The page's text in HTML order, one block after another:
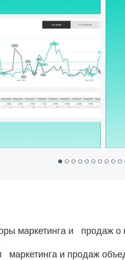
маркетинга и продаж о
и продаж